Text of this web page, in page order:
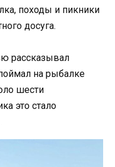
походы и пикники
досуга.
рассказывал
на рыбалке
шести
это стало